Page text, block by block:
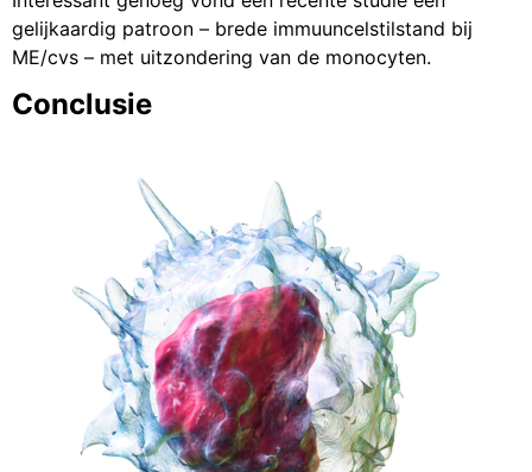
gelijkaardig patroon – brede immuuncelstilstand bij
ME/cvs – met uitzondering van de monocyten.
Conclusie